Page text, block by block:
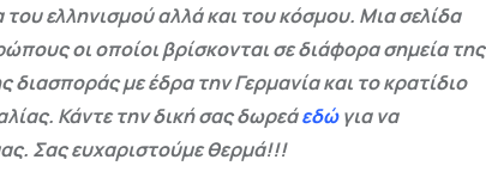
ελληνισμού αλλά και του κόσμου. Μια σελίδα
οι οποίοι βρίσκονται σε διάφορα σημεία της
με έδρα την Γερμανία και το κρατίδιο
Κάντε την δική σας δωρεάεδώγια να
Σας ευχαριστούμε θερμά!!!